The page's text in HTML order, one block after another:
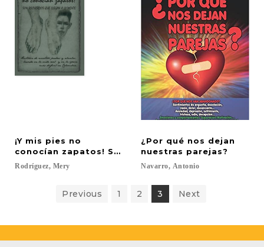
¡Y mis pies no
conocían zapatos! Son recuerdos que llegan a la
Rodríguez, Mery
¿Por qué nos dejan
nuestras parejas?
Navarro, Antonio
Previous 1 2 3 Next